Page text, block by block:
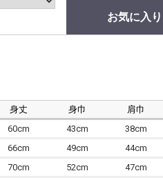
お気に入
身丈 身巾 肩巾
60cm 43cm 38cm
66cm 49cm 44cm
70cm 52cm 47cm